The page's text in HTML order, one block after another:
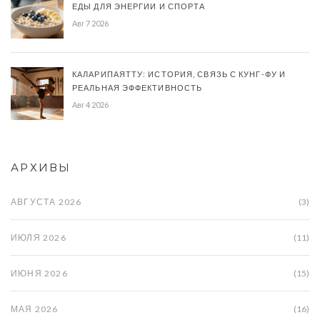
ЕДЫ ДЛЯ ЭНЕРГИИ И СПОРТА
Авг 7 2026
КАЛАРИПАЯТТУ: ИСТОРИЯ, СВЯЗЬ С КУНГ-ФУ И
РЕАЛЬНАЯ ЭФФЕКТИВНОСТЬ
Авг 4 2026
АРХИВЫ
АВГУСТА 2026 (3)
ИЮЛЯ 2026 (11)
ИЮНЯ 2026 (15)
МАЯ 2026 (16)